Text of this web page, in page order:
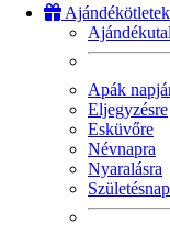
Ajándékötletek
Apák
Eljegyzésre
Esküvőre
Névnapra
Nyaralásra